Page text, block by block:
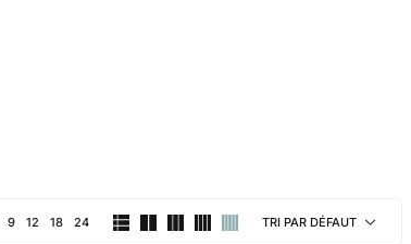
9 12 18 24 TRI PAR DÉFAUT